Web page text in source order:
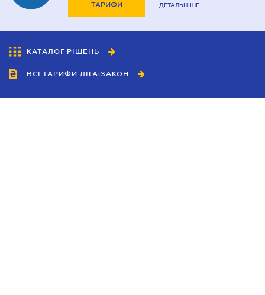
ТАРИФИ ДЕТАЛЬНІШЕ
КАТАЛОГ РІШЕНЬ
ВСІ ТАРИФИ ЛІГА:ЗАКОН